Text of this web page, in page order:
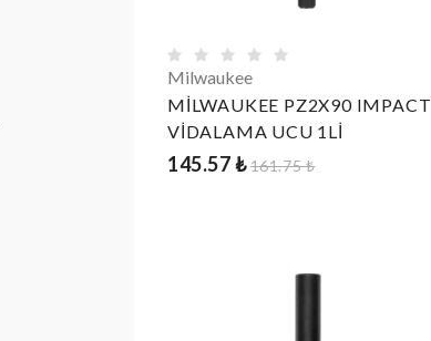
Milwaukee
MİLWAUKEE PZ2X90 IMPACT
VİDALAMA UCU 1Lİ
145.57 ₺161.75 ₺